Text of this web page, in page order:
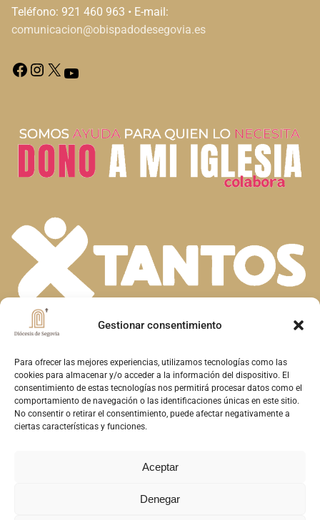
Gestionar consentimiento
Para ofrecer las mejores experiencias, utilizamos tecnologías como las
cookies para almacenar y/o acceder a la información del dispositivo. El
consentimiento de estas tecnologías nos permitirá procesar datos como el
comportamiento de navegación o las identificaciones únicas en este sitio.
No consentir o retirar el consentimiento, puede afectar negativamente a
ciertas características y funciones.
Aceptar
Denegar
Teléfono: 921 460 963 • E-mail:
comunicacion@obispadodesegovia.es
En la diversidad de dones que el Espíritu
Santo concede a la Iglesia, descubrimos la
riqueza de nuestra fe. Unidos en la oración y
el servicio, construimos juntos el Reino de
Dios en Segovia, reflejando el amor y la